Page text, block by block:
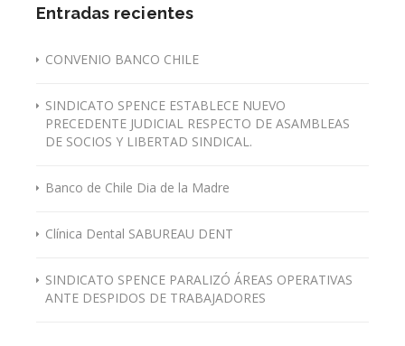
Entradas recientes
CONVENIO BANCO CHILE
SINDICATO SPENCE ESTABLECE NUEVO
PRECEDENTE JUDICIAL RESPECTO DE ASAMBLEAS
DE SOCIOS Y LIBERTAD SINDICAL.
Banco de Chile Dia de la Madre
Clínica Dental SABUREAU DENT
SINDICATO SPENCE PARALIZÓ ÁREAS OPERATIVAS
ANTE DESPIDOS DE TRABAJADORES